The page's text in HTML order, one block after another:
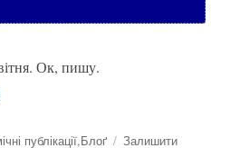
Ок, пишу.
з наради керівництва МОН
публікації,Блоґ
Залишити